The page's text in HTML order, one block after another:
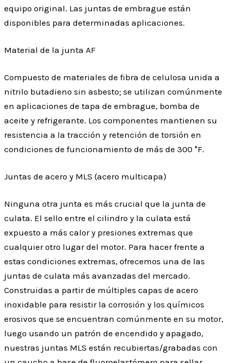
equipo original. Las juntas de embrague están
disponibles para determinadas aplicaciones.
Material de la junta AF
Compuesto de materiales de fibra de celulosa unida a
nitrilo butadieno sin asbesto; se utilizan comúnmente
en aplicaciones de tapa de embrague, bomba de
aceite y refrigerante. Los componentes mantienen su
resistencia a la tracción y retención de torsión en
condiciones de funcionamiento de más de 300 °F.
Juntas de acero y MLS (acero multicapa)
Ninguna otra junta es más crucial que la junta de
culata. El sello entre el cilindro y la culata está
expuesto a más calor y presiones extremas que
cualquier otro lugar del motor. Para hacer frente a
estas condiciones extremas, ofrecemos una de las
juntas de culata más avanzadas del mercado.
Construidas a partir de múltiples capas de acero
inoxidable para resistir la corrosión y los químicos
erosivos que se encuentran comúnmente en su motor,
luego usando un patrón de encendido y apagado,
nuestras juntas MLS están recubiertas/grabadas con